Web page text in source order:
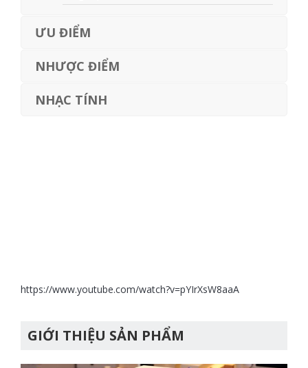
ƯU ĐIỂM
NHƯỢC ĐIỂM
NHẠC TÍNH
https://www.youtube.com/watch?v=pYIrXsW8aaA
GIỚI THIỆU SẢN PHẨM